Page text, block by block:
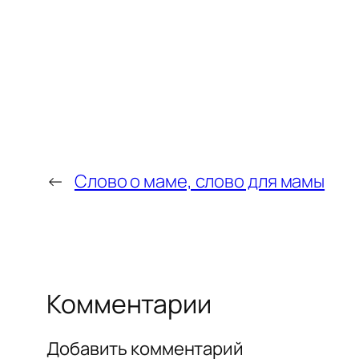
← Слово о маме, слово для мамы
Комментарии
Добавить комментарий